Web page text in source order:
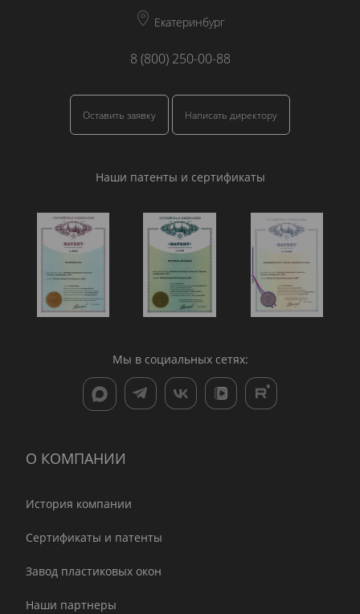
Екатеринбург
8 (800) 250-00-88
Оставить заявку Написать директору
Наши патенты и сертификаты
Мы в социальных сетях:
О КОМПАНИИ
История компании
Сертификаты и патенты
Завод пластиковых окон
Наши партнеры